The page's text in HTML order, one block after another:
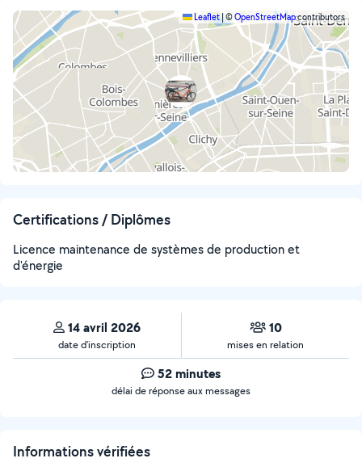
Leaflet ©OpenStreetMapcontributors
Certifications / Diplômes
Licence maintenance de systèmes de production et
d'énergie
14 avril 2026
date d’inscription
10
mises en relation
52 minutes
délai de réponse aux messages
Informations vérifiées